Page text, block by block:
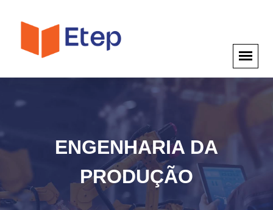
ENGENHARIA DA
PRODUÇÃO